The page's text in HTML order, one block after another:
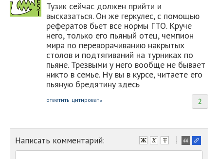
Тузик сейчас должен прийти и
высказаться. Он же геркулес, с помощью
рефератов бьет все нормы ГТО. Круче
него, только его пьяный отец, чемпион
мира по переворачиванию накрытых
столов и подтягиваний на турниках по
пьяне. Трезвыми у него вообще не бывает
никто в семье. Ну вы в курсе, читаете его
пьяную бредятину здесь
2
ответить цитировать
Написать комментарий:
-
-